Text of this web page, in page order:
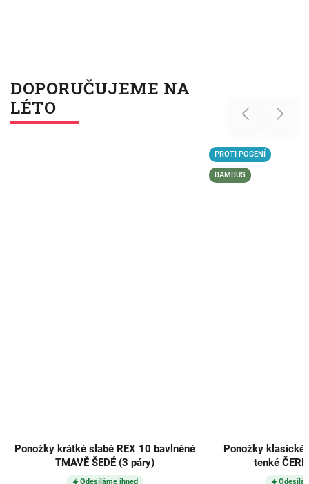
DOPORUČUJEME NA
LÉTO
Previous
REX 10 bavlněné
Ponožky klasické bambusové DELI
Next